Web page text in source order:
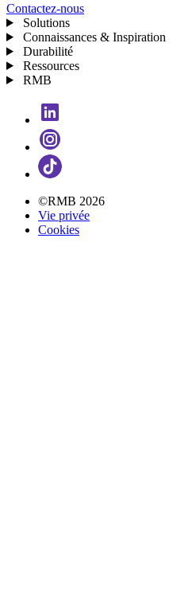
Contactez-nous
Solutions
Connaissances & Inspiration
Durabilité
Ressources
RMB
©RMB 2026
Vie privée
Cookies